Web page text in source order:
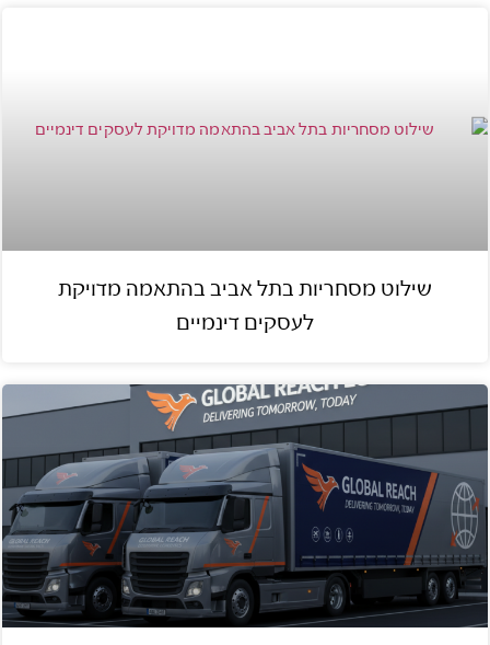
שילוט מסחריות בתל אביב בהתאמה מדויקת
לעסקים דינמיים